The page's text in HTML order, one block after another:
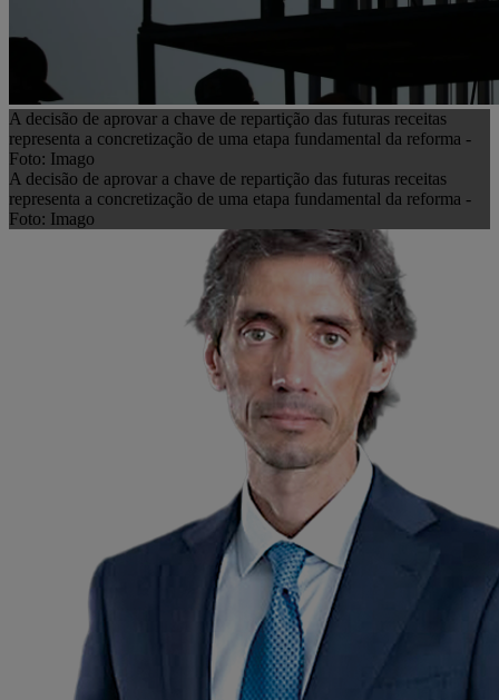
A decisão de aprovar a chave de repartição das futuras receitas
representa a concretização de uma etapa fundamental da reforma -
Foto: Imago
A decisão de aprovar a chave de repartição das futuras receitas
representa a concretização de uma etapa fundamental da reforma -
Foto: Imago